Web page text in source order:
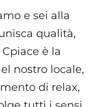
e sei alla
qualità,
è la
nostro locale,
di relax,